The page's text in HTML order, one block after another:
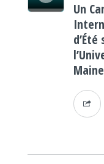
Un
Maine